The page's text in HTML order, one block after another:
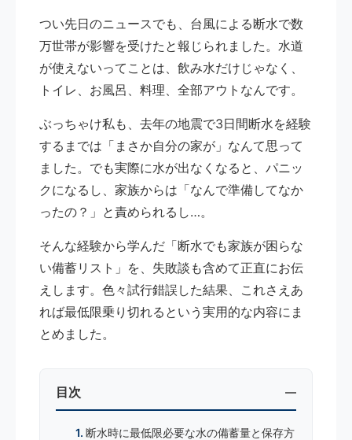
つい先日のニュースでも、台風による断水で数
万世帯が影響を受けたと報じられました。水道
が使えないってことは、飲み水だけじゃなく、
トイレ、お風呂、料理、全部アウトなんです。
ぶっちゃけ私も、去年の地震で3日間断水を経験
するまでは「まさか自分の家が」なんて思って
ました。でも実際に水が出なくなると、パニッ
クになるし、家族からは「なんで準備してなか
ったの？」と責められるし…。
そんな経験から学んだ「断水でも家族が困らな
い備蓄リスト」を、失敗談も含めて正直にお伝
えします。色々試行錯誤した結果、これさえあ
れば最低限乗り切れるという実用的な内容にま
とめました。
目次
断水時に最低限必要な水の備蓄量と保存方